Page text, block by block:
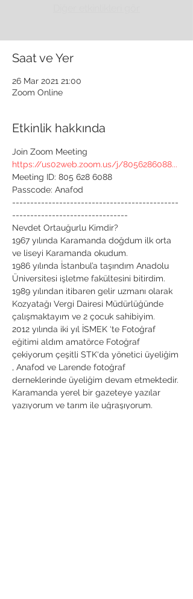
Saat ve Yer
26 Mar 2021 21:00
Zoom Online
Etkinlik hakkında
Join Zoom Meeting
https://us02web.zoom.us/j/8056286088...
Meeting ID: 805 628 6088
Passcode: Anafod
----------------------------------------------
--------------------------------
Nevdet Ortauğurlu Kimdir?
1967 yılında Karamanda doğdum ilk orta
ve liseyi Karamanda okudum.
1986 yılında İstanbul’a taşındım Anadolu
Üniversitesi işletme fakültesini bitirdim.
1989 yılından itibaren gelir uzmanı olarak
Kozyatağı Vergi Dairesi Müdürlüğünde
çalışmaktayım ve 2 çocuk sahibiyim.
2012 yılında iki yıl İSMEK ‘te Fotoğraf
eğitimi aldım amatörce Fotoğraf
çekiyorum çeşitli STK‘da yönetici üyeliğim
, Anafod ve Larende fotoğraf
derneklerinde üyeliğim devam etmektedir.
Karamanda yerel bir gazeteye yazılar
yazıyorum ve tarım ile uğraşıyorum.